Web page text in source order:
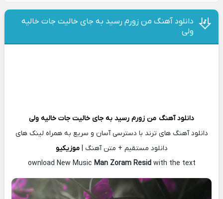
دانلود آهنگ من زورم رسید به جای خالیت جات خالیه
ولی
دانلود آهنگ من زورم رسید به جای خالیت جات خالیه ولی
دانلود آهنگ های ترند با دسترسی آسان و سریع به همراه لینک های
دانلود مستقیم + متن آهنگ | موزیکیو
ownload New Music Man Zoram Resid with the text